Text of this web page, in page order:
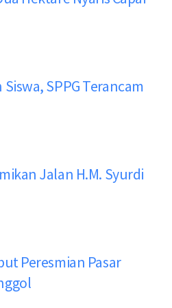
SPPG Terancam
Jalan H.M. Syurdi
Peresmian Pasar